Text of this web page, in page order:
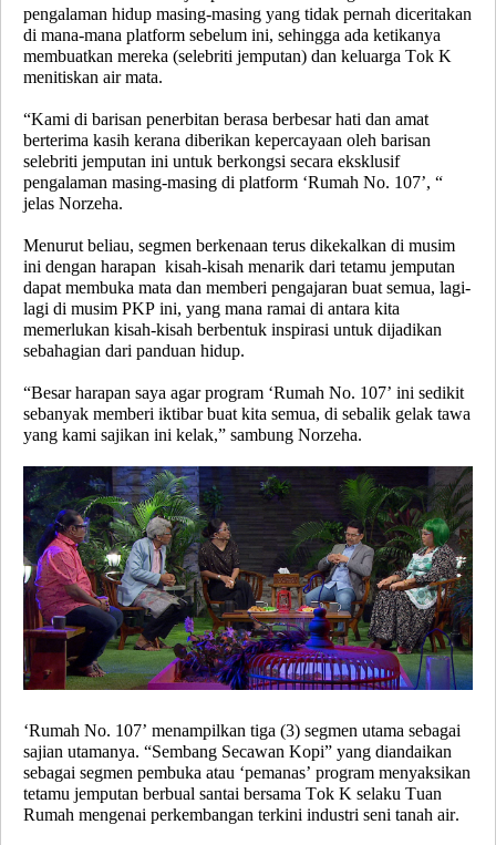
pengalaman hidup masing-masing yang tidak pernah diceritakan
di mana-mana platform sebelum ini, sehingga ada ketikanya
membuatkan mereka (selebriti jemputan) dan keluarga Tok K
menitiskan air mata.
“Kami di barisan penerbitan berasa berbesar hati dan amat
berterima kasih kerana diberikan kepercayaan oleh barisan
selebriti jemputan ini untuk berkongsi secara eksklusif
pengalaman masing-masing di platform ‘Rumah No. 107’, “
jelas Norzeha.
Menurut beliau, segmen berkenaan terus dikekalkan di musim
ini dengan harapan kisah-kisah menarik dari tetamu jemputan
dapat membuka mata dan memberi pengajaran buat semua, lagi-
lagi di musim PKP ini, yang mana ramai di antara kita
memerlukan kisah-kisah berbentuk inspirasi untuk dijadikan
sebahagian dari panduan hidup.
“Besar harapan saya agar program ‘Rumah No. 107’ ini sedikit
sebanyak memberi iktibar buat kita semua, di sebalik gelak tawa
yang kami sajikan ini kelak,” sambung Norzeha.
‘Rumah No. 107’ menampilkan tiga (3) segmen utama sebagai
sajian utamanya. “Sembang Secawan Kopi” yang diandaikan
sebagai segmen pembuka atau ‘pemanas’ program menyaksikan
tetamu jemputan berbual santai bersama Tok K selaku Tuan
Rumah mengenai perkembangan terkini industri seni tanah air.